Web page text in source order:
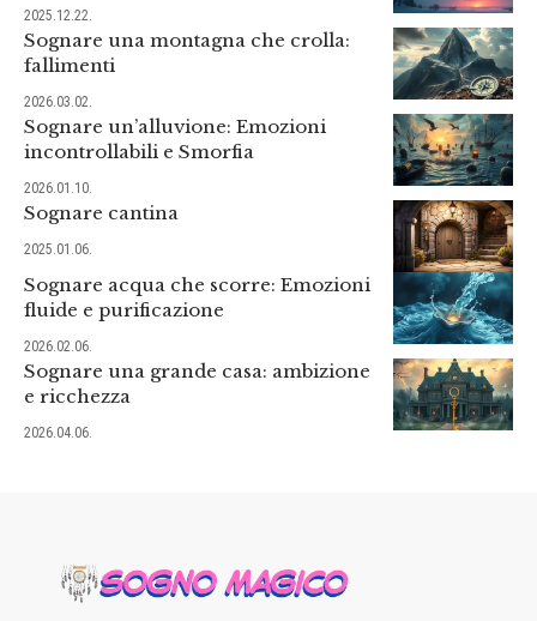
2025.12.22.
Sognare una montagna che crolla:
fallimenti
2026.03.02.
Sognare un’alluvione: Emozioni
incontrollabili e Smorfia
2026.01.10.
Sognare cantina
2025.01.06.
Sognare acqua che scorre: Emozioni
fluide e purificazione
2026.02.06.
Sognare una grande casa: ambizione
e ricchezza
2026.04.06.